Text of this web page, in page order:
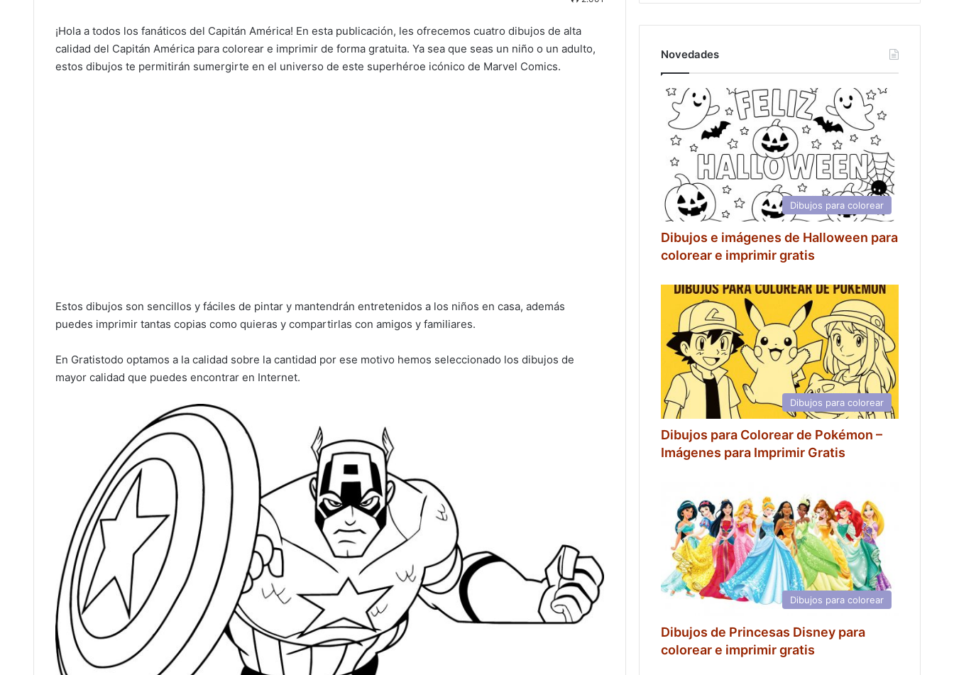
¡Hola a todos los fanáticos del Capitán América! En esta publicación, les ofrecemos cuatro dibujos de alta
calidad del Capitán América para colorear e imprimir de forma gratuita. Ya sea que seas un niño o un adulto,
estos dibujos te permitirán sumergirte en el universo de este superhéroe icónico de Marvel Comics.
Estos dibujos son sencillos y fáciles de pintar y mantendrán entretenidos a los niños en casa, además
puedes imprimir tantas copias como quieras y compartirlas con amigos y familiares.
En Gratistodo optamos a la calidad sobre la cantidad por ese motivo hemos seleccionado los dibujos de
mayor calidad que puedes encontrar en Internet.
Novedades
Dibujos para colorear
Dibujos e imágenes de Halloween para
colorear e imprimir gratis
Dibujos para colorear
Dibujos para Colorear de Pokémon –
Imágenes para Imprimir Gratis
Dibujos para colorear
Dibujos de Princesas Disney para
colorear e imprimir gratis